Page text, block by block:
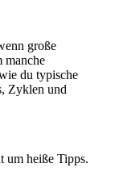
große
manche
du typische
Zyklen und
um heiße Tipps.